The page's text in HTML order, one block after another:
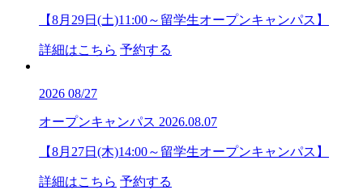
【8月29日(土)11:00～留学生オープンキャンパス】
詳細はこちら 予約する
2026 08/27
オープンキャンパス 2026.08.07
【8月27日(木)14:00～留学生オープンキャンパス】
詳細はこちら 予約する